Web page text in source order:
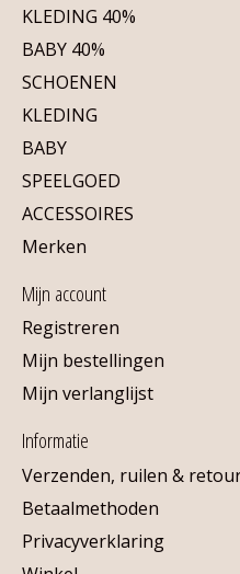
KLEDING 40%
BABY 40%
SCHOENEN
KLEDING
BABY
SPEELGOED
ACCESSOIRES
Merken
Mijn account
Registreren
Mijn bestellingen
Mijn verlanglijst
Informatie
Verzenden, ruilen &
Betaalmethoden
Privacyverklaring